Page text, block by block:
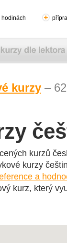
hodinách
kurzy –
kurzů
kurzy
a
kurz, který